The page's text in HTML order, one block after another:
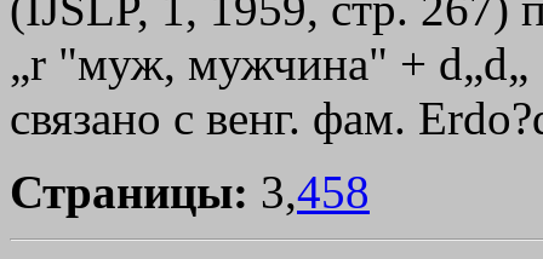
„r "муж, мужчина" +
связано с венг. фам.
Страницы: 3,458